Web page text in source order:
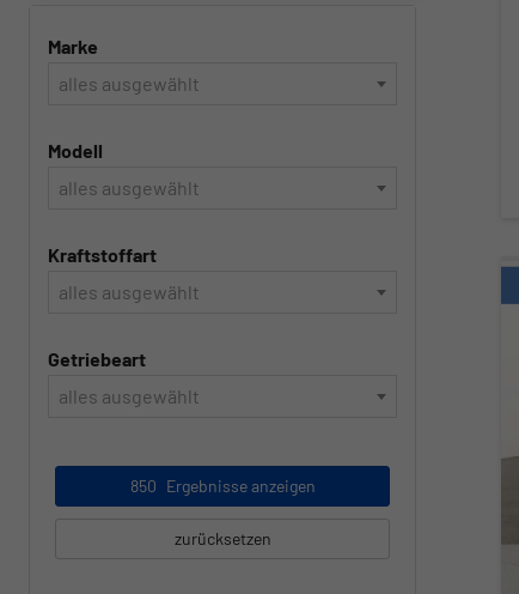
Marke
alles ausgewählt
Modell
alles ausgewählt
Kraftstoffart
alles ausgewählt
Getriebeart
alles ausgewählt
850 Ergebnisse anzeigen
zurücksetzen